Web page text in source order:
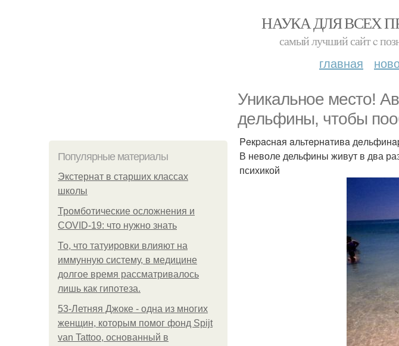
НАУКА ДЛЯ ВСЕХ
самый лучший сайт c
главная
Уникальное место!
дeльфины, чтoбы
Популярные материалы
Экстернат в старших классах
школы
Тромботические осложнения и
COVID-19: что нужно знать
То, что татуировки влияют на
иммунную систему, в медицине
долгое время рассматривалось
лишь как гипотеза.
53-Летняя Джоке - одна из многих
женщин, которым помог фонд Spijt
van Tattoo, основанный в
Peкpacнaя aльтepнaтивa
В неволе дельфины живут в два
психикой